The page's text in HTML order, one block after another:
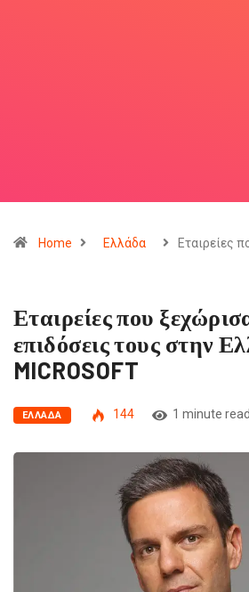
Home Ελλάδα Εταιρείες
Εταιρείες που
επιδόσεις τους στην
MICROSOFT
ΕΛΛΆΔΑ 144 1 minute read